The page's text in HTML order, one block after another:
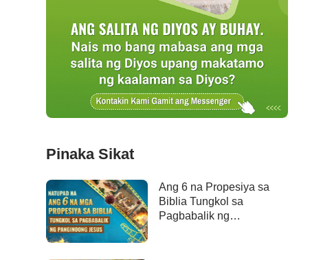
Pinaka Sikat
Ang 6 na Propesiya sa
Biblia Tungkol sa
Pagbabalik ng